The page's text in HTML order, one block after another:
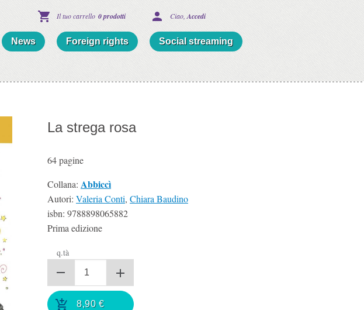
Il tuo carrello 0 prodotti Ciao, Accedi
News Foreign rights Social streaming
La strega rosa
64pagine
Collana: Abbiccì
Autori: Valeria Conti, Chiara Baudino
isbn: 9788898065882
Prima edizione
q.tà
8,90€